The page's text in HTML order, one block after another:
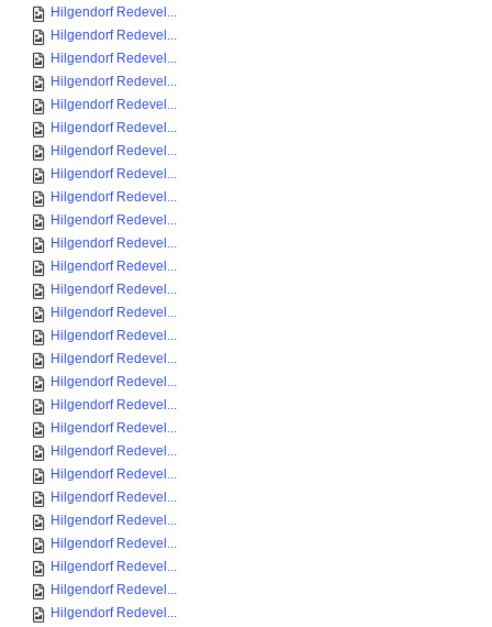
Hilgendorf Redevel...
Hilgendorf Redevel...
Hilgendorf Redevel...
Hilgendorf Redevel...
Hilgendorf Redevel...
Hilgendorf Redevel...
Hilgendorf Redevel...
Hilgendorf Redevel...
Hilgendorf Redevel...
Hilgendorf Redevel...
Hilgendorf Redevel...
Hilgendorf Redevel...
Hilgendorf Redevel...
Hilgendorf Redevel...
Hilgendorf Redevel...
Hilgendorf Redevel...
Hilgendorf Redevel...
Hilgendorf Redevel...
Hilgendorf Redevel...
Hilgendorf Redevel...
Hilgendorf Redevel...
Hilgendorf Redevel...
Hilgendorf Redevel...
Hilgendorf Redevel...
Hilgendorf Redevel...
Hilgendorf Redevel...
Hilgendorf Redevel...